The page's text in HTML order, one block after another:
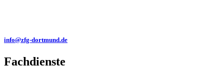
info@zfg-dortmund.de
Fachdienste